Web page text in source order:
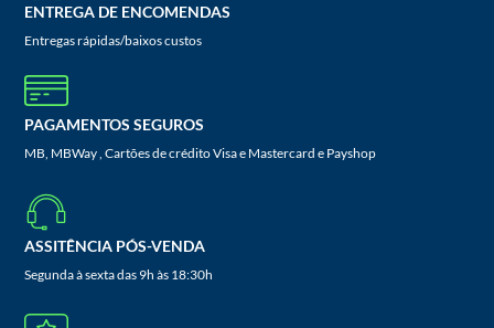
ENTREGA DE ENCOMENDAS
Entregas rápidas/baixos custos
PAGAMENTOS SEGUROS
MB, MBWay , Cartões de crédito Visa e Mastercard e Payshop
ASSITÊNCIA PÓS-VENDA
Segunda à sexta das 9h às 18:30h